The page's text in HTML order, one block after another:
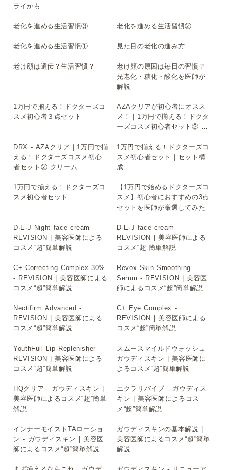
ライかも…
▶
老化を進める生活習慣③ ▶
老化を進める生活習慣②
▶
老化を進める生活習慣① ▶
見た目の老化の進み方
▶
老け顔は遺伝？生活習慣？ ▶
老け顔の原因は毎日の習慣？
光老化・糖化・酸化を医師が
解説
▶
1万円で揃える！ドクターズコ
スメ初心者３点セット
▶
AZAクリアが初心者にオスス
メ！｜1万円で揃える！ドクタ
ーズコスメ初心者セット② ク
▶
DRX - AZAクリア｜1万円で揃
える！ドクターズコスメ初心
者セット② クリーム
▶
1万円で揃える！ドクターズコ
スメ初心者セット｜セット構
成
▶
1万円で揃える！ドクターズコ
スメ初心者セット
▶
【1万円で始めるドクターズコ
スメ】初心者におすすめの3点
セットを医師が厳選してみた
▶
D·E·J Night face cream -
REVISION | 美容医師による
コスメ“超”簡単解説
▶
D·E·J face cream -
REVISION | 美容医師による
コスメ“超”簡単解説
▶
C+ Correcting Complex 30%
- REVISION | 美容医師による
コスメ“超”簡単解説
▶
Revox Skin Smoothing
Serum - REVISION | 美容医
師によるコスメ“超”簡単解説
▶
Nectifirm Advanced -
REVISION | 美容医師による
コスメ“超”簡単解説
▶
C+ Eye Complex -
REVISION | 美容医師による
コスメ“超”簡単解説
▶
YouthFull Lip Replenisher -
REVISION | 美容医師による
コスメ“超”簡単解説
▶
スムースマイルドウォッシュ -
ガウディスキン | 美容医師に
よるコスメ“超”簡単解説
▶
HQクリア - ガウディスキン |
美容医師によるコスメ“超”簡単
解説
▶
エクラリバイブ - ガウディス
キン | 美容医師によるコス
メ“超”簡単解説
▶
インナーモイストTAローショ
ン - ガウディスキン | 美容医
師によるコスメ“超”簡単解説
▶
ガウディスキンの基本解説 |
美容医師によるコスメ“超”簡単
解説